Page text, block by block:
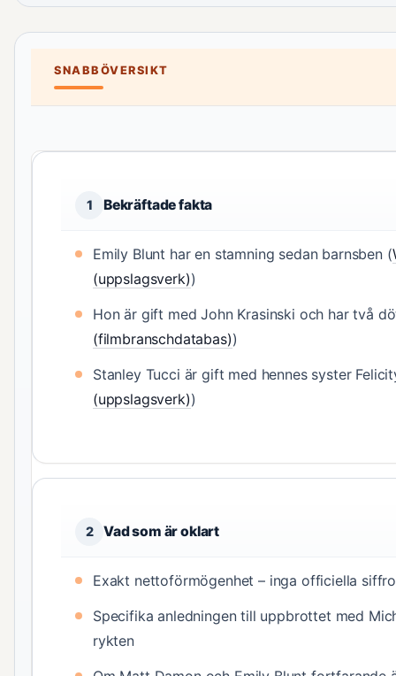
SNABBÖVERSIKT
1 Bekräftade fakta
Emily Blunt har en stamning sedan barnsben (
(uppslagsverk))
Hon är gift med John Krasinski och har två
(filmbranschdatabas))
Stanley Tucci är gift med hennes syster
(uppslagsverk))
2 Vad som är oklart
Exakt nettoförmögenhet – inga officiella
Specifika anledningen till uppbrottet med
rykten